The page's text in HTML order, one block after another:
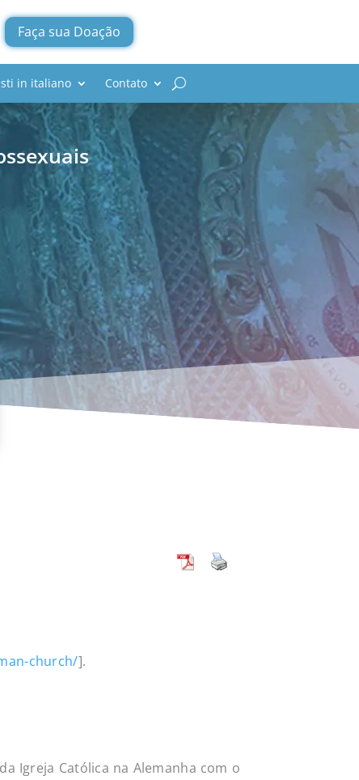
Faça sua Doação
in italiano Contato
church/].
Igreja Católica na Alemanha com o